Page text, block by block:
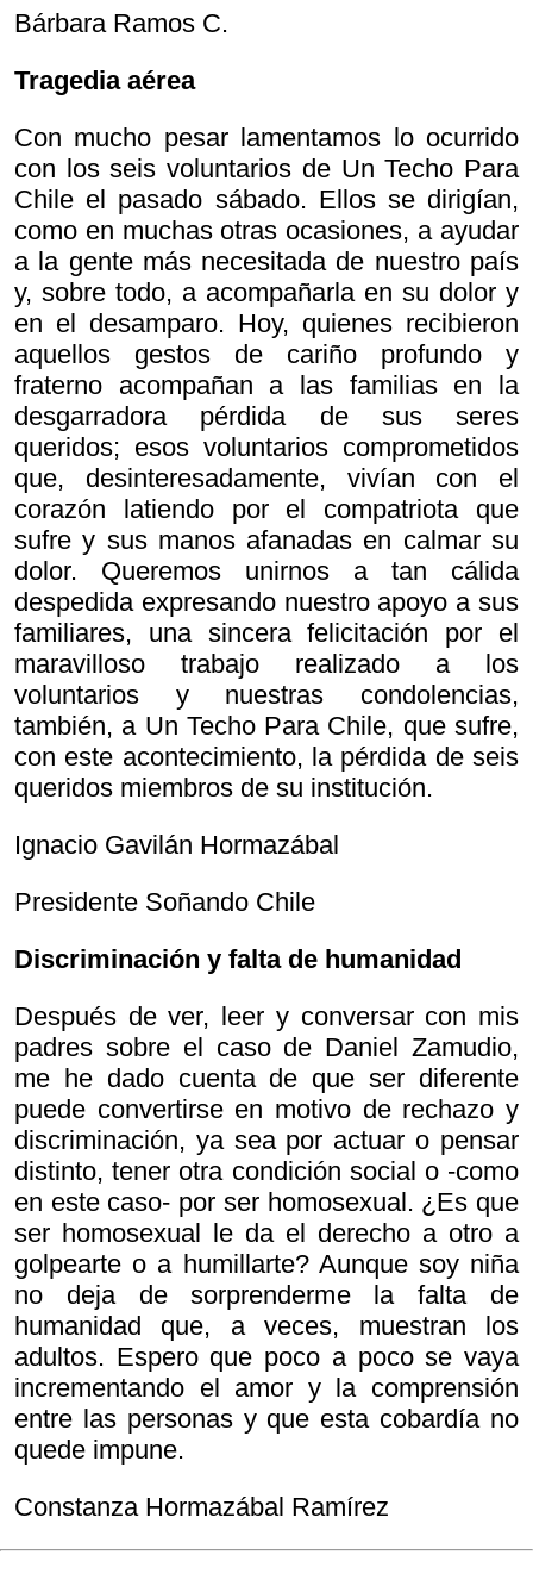
Bárbara Ramos C.
Tragedia aérea
Con mucho pesar lamentamos lo ocurrido
con los seis voluntarios de Un Techo Para
Chile el pasado sábado. Ellos se dirigían,
como en muchas otras ocasiones, a ayudar
a la gente más necesitada de nuestro país
y, sobre todo, a acompañarla en su dolor y
en el desamparo. Hoy, quienes recibieron
aquellos gestos de cariño profundo y
fraterno acompañan a las familias en la
desgarradora pérdida de sus seres
queridos; esos voluntarios comprometidos
que, desinteresadamente, vivían con el
corazón latiendo por el compatriota que
sufre y sus manos afanadas en calmar su
dolor. Queremos unirnos a tan cálida
despedida expresando nuestro apoyo a sus
familiares, una sincera felicitación por el
maravilloso trabajo realizado a los
voluntarios y nuestras condolencias,
también, a Un Techo Para Chile, que sufre,
con este acontecimiento, la pérdida de seis
queridos miembros de su institución.
Ignacio Gavilán Hormazábal
Presidente Soñando Chile
Discriminación y falta de humanidad
Después de ver, leer y conversar con mis
padres sobre el caso de Daniel Zamudio,
me he dado cuenta de que ser diferente
puede convertirse en motivo de rechazo y
discriminación, ya sea por actuar o pensar
distinto, tener otra condición social o -como
en este caso- por ser homosexual. ¿Es que
ser homosexual le da el derecho a otro a
golpearte o a humillarte? Aunque soy niña
no deja de sorprenderme la falta de
humanidad que, a veces, muestran los
adultos. Espero que poco a poco se vaya
incrementando el amor y la comprensión
entre las personas y que esta cobardía no
quede impune.
Constanza Hormazábal Ramírez